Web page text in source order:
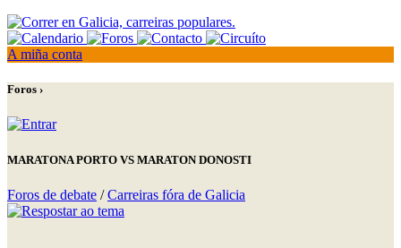
A miña conta
Foros ›
MARATONA PORTO VS MARATON DONOSTI
Foros de debate /Carreiras fóra de Galicia